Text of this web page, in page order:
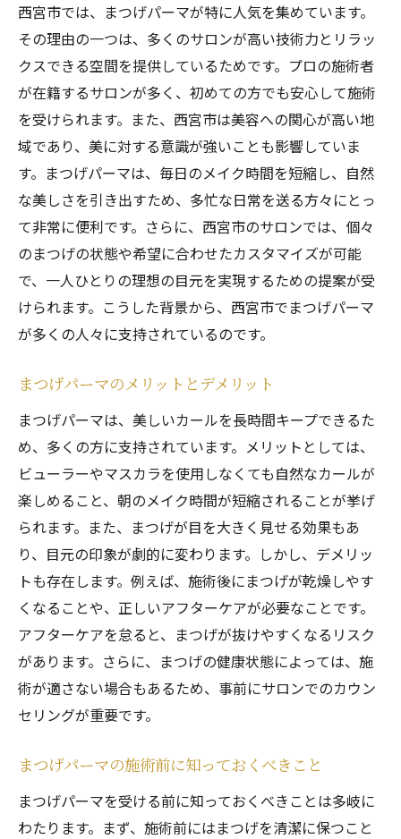
初めてのまつげパーマ体験記
西宮市で安心して通えるサロンの選び方
まつげパーマの施術の流れを徹底解説西宮市の
サロンで安心の施術
まつげパーマの施術プロセスを知ろう
施術前の準備とカウンセリング
施術中の注意点とリラックス方法
施術後のケアと注意点
理想のカールを実現するための具体的手順
西宮市のサロンでの施術体験談
アフターケアでまつげを長持ちさせる方法西宮
まつげパーマ後のアフターケアの重要性
お勧めのまつげケアアイテム紹介
施術後のまつげを美しく保つ方法
サロンでのアフターケアサービスとは
まつげの健康を保つための習慣
西宮市のサロンでアフターケアの相談をし
よう
西宮市のまつげパーマサロン魅力的な目元を手
に入れる秘訣
まつげパーマで魅力的な目元を作るコツ
サロンでのカウンセリングを活用しよう
理想の目元を実現するための施術オプショ
まつげパーマ後のメイクのコツ
西宮市のサロンで得られるプラスアルファ
のサービス
西宮市では、まつげパーマが特に人気を集めています。
その理由の一つは、多くのサロンが高い技術力とリラッ
クスできる空間を提供しているためです。プロの施術者
が在籍するサロンが多く、初めての方でも安心して施術
を受けられます。また、西宮市は美容への関心が高い地
域であり、美に対する意識が強いことも影響していま
す。まつげパーマは、毎日のメイク時間を短縮し、自然
な美しさを引き出すため、多忙な日常を送る方々にとっ
て非常に便利です。さらに、西宮市のサロンでは、個々
のまつげの状態や希望に合わせたカスタマイズが可能
で、一人ひとりの理想の目元を実現するための提案が受
けられます。こうした背景から、西宮市でまつげパーマ
が多くの人々に支持されているのです。
まつげパーマのメリットとデメリット
まつげパーマは、美しいカールを長時間キープできるた
め、多くの方に支持されています。メリットとしては、
ビューラーやマスカラを使用しなくても自然なカールが
楽しめること、朝のメイク時間が短縮されることが挙げ
られます。また、まつげが目を大きく見せる効果もあ
り、目元の印象が劇的に変わります。しかし、デメリッ
トも存在します。例えば、施術後にまつげが乾燥しやす
くなることや、正しいアフターケアが必要なことです。
アフターケアを怠ると、まつげが抜けやすくなるリスク
があります。さらに、まつげの健康状態によっては、施
術が適さない場合もあるため、事前にサロンでのカウン
セリングが重要です。
まつげパーマの施術前に知っておくべきこと
まつげパーマを受ける前に知っておくべきことは多岐に
わたります。まず、施術前にはまつげを清潔に保つこと